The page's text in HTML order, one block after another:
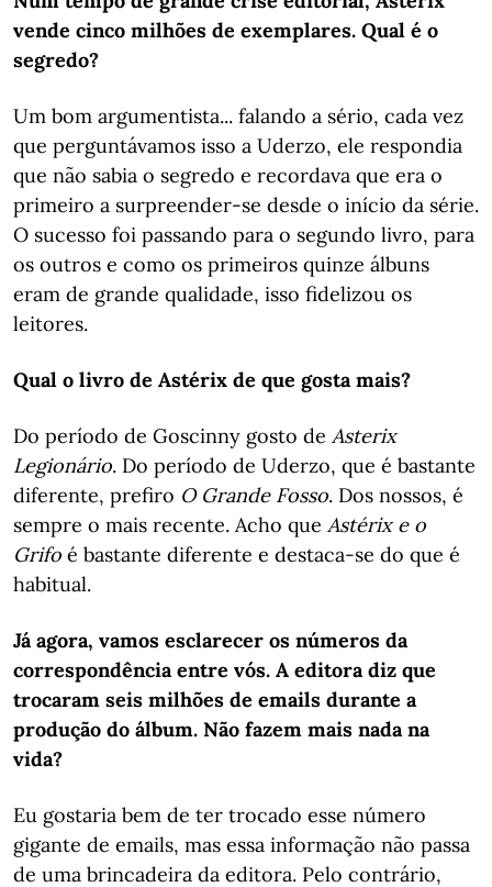
vende cinco milhões de exemplares. Qual é o
segredo?
Um bom argumentista... falando a sério, cada vez
que perguntávamos isso a Uderzo, ele respondia
que não sabia o segredo e recordava que era o
primeiro a surpreender-se desde o início da série.
O sucesso foi passando para o segundo livro, para
os outros e como os primeiros quinze álbuns
eram de grande qualidade, isso fidelizou os
leitores.
Qual o livro de Astérix de que gosta mais?
Do período de Goscinny gosto de Asterix
Legionário. Do período de Uderzo, que é bastante
diferente, prefiro O Grande Fosso. Dos nossos, é
sempre o mais recente. Acho que Astérix e o
Grifo é bastante diferente e destaca-se do que é
habitual.
Já agora, vamos esclarecer os números da
correspondência entre vós. A editora diz que
trocaram seis milhões de emails durante a
produção do álbum. Não fazem mais nada na
vida?
Eu gostaria bem de ter trocado esse número
gigante de emails, mas essa informação não passa
de uma brincadeira da editora. Pelo contrário,